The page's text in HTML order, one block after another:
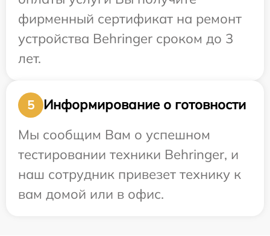
фирменный сертификат на ремонт
устройства Behringer сроком до 3
лет.
5
Информирование о готовности
Мы сообщим Вам о успешном
тестировании техники Behringer, и
наш сотрудник привезет технику к
вам домой или в офис.